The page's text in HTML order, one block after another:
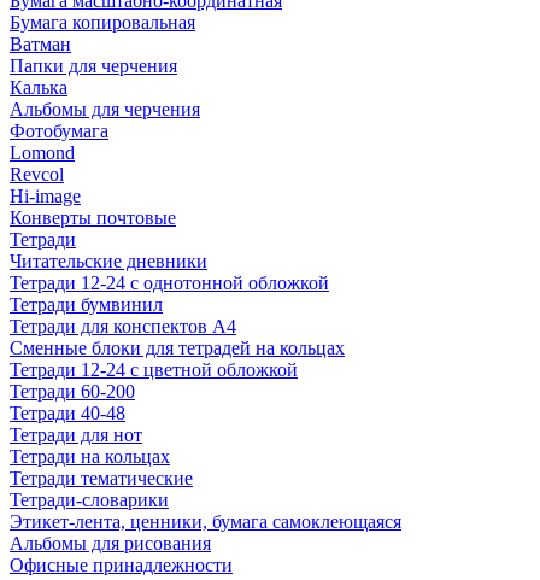
Бумага копировальная
Ватман
Папки для черчения
Калька
Альбомы для черчения
Фотобумага
Lomond
Revcol
Hi-image
Конверты почтовые
Тетради
Читательские дневники
Тетради 12-24 с однотонной обложкой
Тетради бумвинил
Тетради для конспектов А4
Сменные блоки для тетрадей на кольцах
Тетради 12-24 с цветной обложкой
Тетради 60-200
Тетради 40-48
Тетради для нот
Тетради на кольцах
Тетради тематические
Тетради-словарики
Этикет-лента, ценники, бумага самоклеющаяся
Альбомы для рисования
Офисные принадлежности